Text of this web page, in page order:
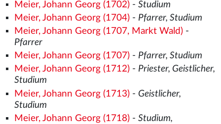
Meier, Johann Georg (1702)- Studium
Meier, Johann Georg (1704)- Pfarrer, Studium
Meier, Johann Georg (1707, Markt Wald)-
Pfarrer
Meier, Johann Georg (1707)- Pfarrer, Studium
Meier, Johann Georg (1712)- Priester, Geistlicher,
Studium
Meier, Johann Georg (1713)- Geistlicher,
Studium
Meier, Johann Georg (1718)- Studium,